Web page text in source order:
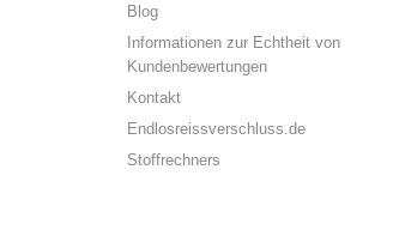
Blog
Informationen zur Echtheit von
Kundenbewertungen
Kontakt
Endlosreissverschluss.de
Stoffrechners